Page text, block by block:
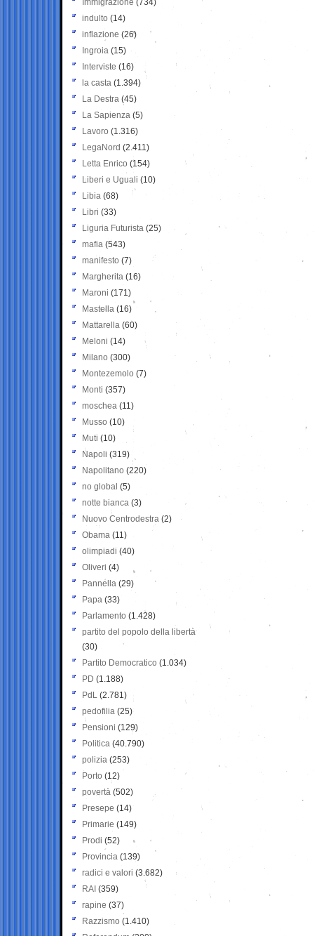
Immigrazione (734)
indulto (14)
inflazione (26)
Ingroia (15)
Interviste (16)
la casta (1.394)
La Destra (45)
La Sapienza (5)
Lavoro (1.316)
LegaNord (2.411)
Letta Enrico (154)
Liberi e Uguali (10)
Libia (68)
Libri (33)
Liguria Futurista (25)
mafia (543)
manifesto (7)
Margherita (16)
Maroni (171)
Mastella (16)
Mattarella (60)
Meloni (14)
Milano (300)
Montezemolo (7)
Monti (357)
moschea (11)
Musso (10)
Muti (10)
Napoli (319)
Napolitano (220)
no global (5)
notte bianca (3)
Nuovo Centrodestra (2)
Obama (11)
olimpiadi (40)
Oliveri (4)
Pannella (29)
Papa (33)
Parlamento (1.428)
partito del popolo della libertà
(30)
Partito Democratico (1.034)
PD (1.188)
PdL (2.781)
pedofilia (25)
Pensioni (129)
Politica (40.790)
polizia (253)
Porto (12)
povertà (502)
Presepe (14)
Primarie (149)
Prodi (52)
Provincia (139)
radici e valori (3.682)
RAI (359)
rapine (37)
Razzismo (1.410)